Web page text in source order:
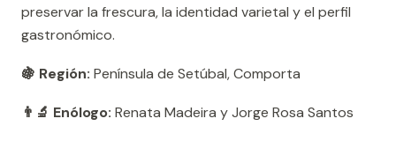
preservar la frescura, la identidad varietal y el perfil
gastronómico.
🍇 Región: Península de Setúbal, Comporta
👨‍🔬 Enólogo: Renata Madeira y Jorge Rosa Santos